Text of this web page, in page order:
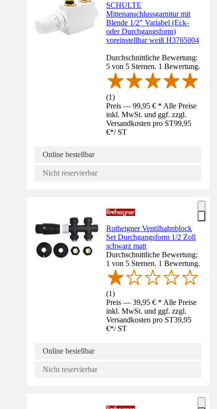
SCHULTE
Mittenanschlussgarnitur mit
Blende 1/2" Variabel (Eck-
oder Durchgangsform)
voreinstellbar weiß H3765004
Durchschnittliche Bewertung:
5 von 5 Sternen. 1 Bewertung.
(1)
Preis — 99,95 € * Alle Preise
inkl. MwSt. und ggf. zzgl.
Versandkosten pro ST99,95
€*/ ST
Online bestellbar
Nicht reservierbar
Rotheigner Ventilhahnblock
Set Durchgangsform 1/2 Zoll
schwarz matt
Durchschnittliche Bewertung:
1 von 5 Sternen. 1 Bewertung.
(1)
Preis — 39,95 € * Alle Preise
inkl. MwSt. und ggf. zzgl.
Versandkosten pro ST39,95
€*/ ST
Online bestellbar
Nicht reservierbar